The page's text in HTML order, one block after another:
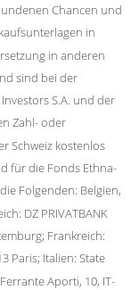
Chancen und
in
in anderen
sind bei der
S.A. und der
Zahl- oder
Schweiz kostenlos
für die Fonds Ethna-
Folgenden: Belgien,
DZ PRIVATBANK
Frankreich:
Paris; Italien: State
Aporti, 10, IT-